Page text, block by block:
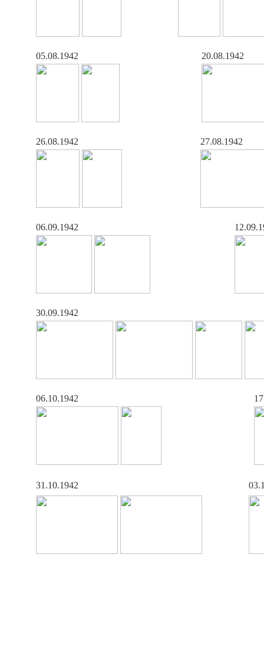
05.08.1942 20.08.1942
26.08.1942 27.08.1942
06.09.1942
30.09.1942
06.10.1942
31.10.1942